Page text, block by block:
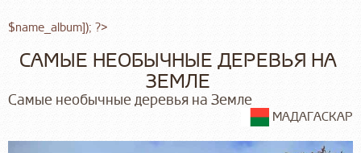
$name_album]); ?>
САМЫЕ НЕОБЫЧНЫЕ ДЕРЕВЬЯ НА
ЗЕМЛЕ
Самые необычные деревья на Земле
МАДАГАСКАР